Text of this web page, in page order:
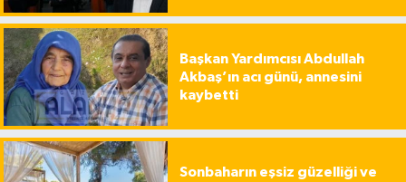
Başkan Yardımcısı Abdullah
Akbaş’ın acı günü, annesini
kaybetti
Sonbaharın eşsiz güzelliği ve